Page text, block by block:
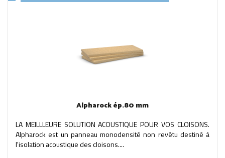
Alpharock ép.80 mm
LA MEILLLEURE SOLUTION ACOUSTIQUE POUR VOS CLOISONS.
Alpharock est un panneau monodensité non revêtu destiné à
l'isolation acoustique des cloisons....